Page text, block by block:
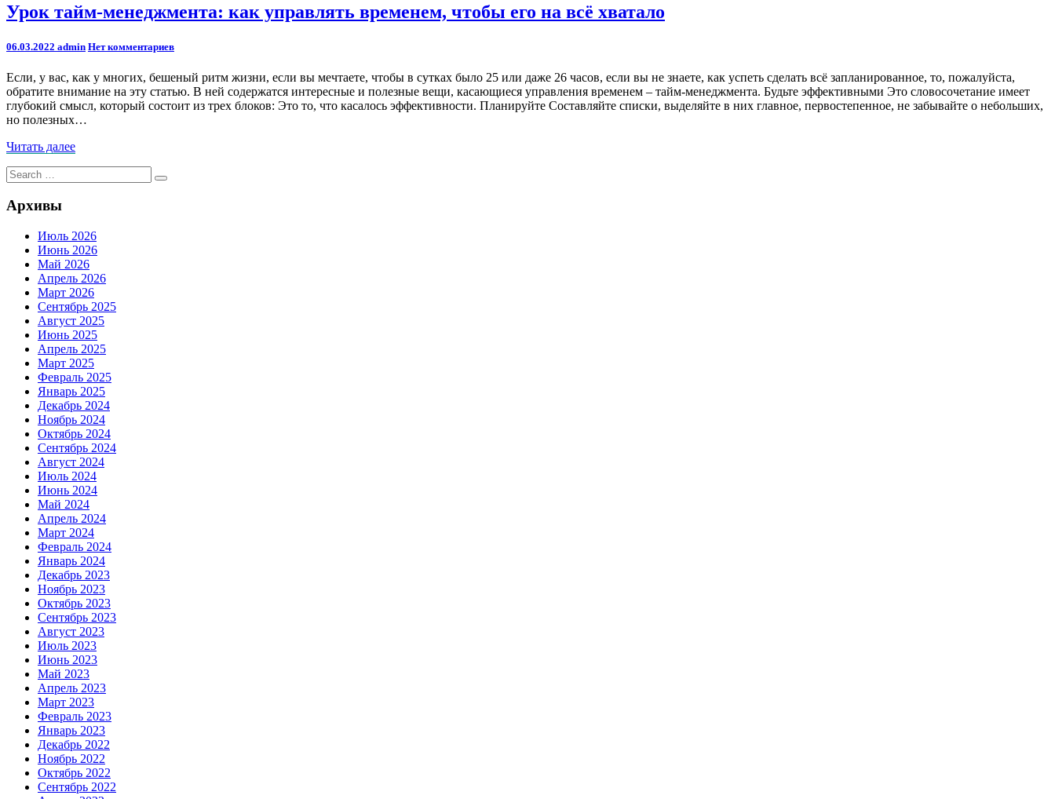
Урок
тайм-
как
временем,
чтобы
его
на
хватало
Урок тайм-менеджмента: как управлять временем, чтобы его на всё хватало
06.03.2022 admin Comments
Нет комментариев
Если, у вас, как у многих, бешеный ритм жизни, если вы мечтаете, чтобы в сутках было 25 или даже 26 часов, если вы не знаете, как успеть сделать всё запланированное, то, пожалуйста,
обратите внимание на эту статью. В ней содержатся интересные и полезные вещи, касающиеся управления временем – тайм-менеджмента. Будьте эффективными Это словосочетание имеет
глубокий смысл, который состоит из трех блоков: Это то, что касалось эффективности. Планируйте Составляйте списки, выделяйте в них главное, первостепенное, не забывайте о небольших,
но полезных…
Читать далееЧитать
Search
for:
Search
Архивы
Июль 2026
Июнь 2026
Май 2026
Апрель 2026
Март 2026
Сентябрь 2025
Август 2025
Июнь 2025
Апрель 2025
Март 2025
Февраль 2025
Январь 2025
Декабрь 2024
Ноябрь 2024
Октябрь 2024
Сентябрь 2024
Август 2024
Июль 2024
Июнь 2024
Май 2024
Апрель 2024
Март 2024
Февраль 2024
Январь 2024
Декабрь 2023
Ноябрь 2023
Октябрь 2023
Сентябрь 2023
Август 2023
Июль 2023
Июнь 2023
Май 2023
Апрель 2023
Март 2023
Февраль 2023
Январь 2023
Декабрь 2022
Ноябрь 2022
Октябрь 2022
Сентябрь 2022